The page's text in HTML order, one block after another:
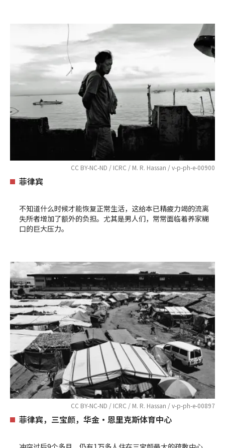
CC BY-NC-ND / ICRC / M. R. Hassan / v-p-ph-e-00900
菲律宾
不知道什么时候才能恢复正常生活，这给本已精疲力竭的流离
失所者增加了额外的负担。尤其是男人们，常常面临着养家糊
口的巨大压力。
CC BY-NC-ND / ICRC / M. R. Hassan / v-p-ph-e-00897
菲律宾，三宝颜，华金•恩里克斯体育中心